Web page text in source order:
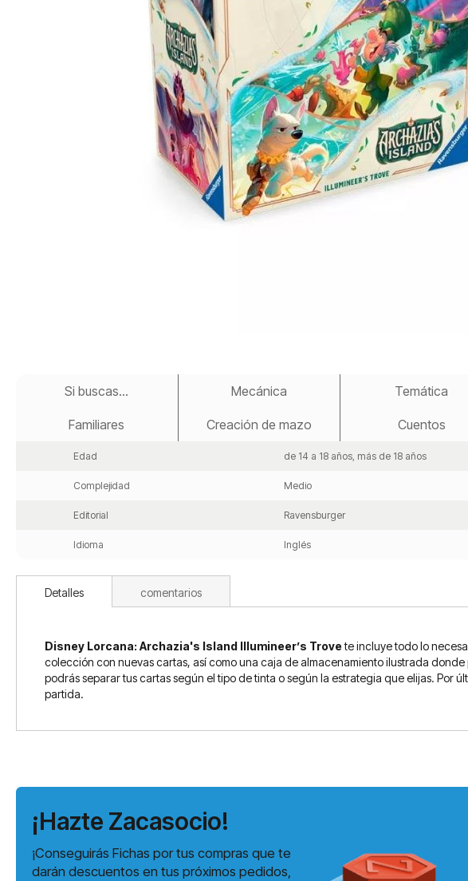
Si buscas...
Familiares
Mecánica
Creación de mazo
Temática
Cuentos
Edad de 14 a 18 años, más de 18 años
Complejidad Medio
Editorial Ravensburger
Idioma Inglés
Detalles
Disney Lorcana: Archazia's Island Illumineer’s Trovete incluye todo lo
colección con nuevas cartas, así como una caja de almacenamiento ilustrada
podrás separar tus cartas según el tipo de tinta o según la estrategia que elijas.
partida.
comentarios
¡Hazte Zacasocio!
¡Conseguirás Fichas por tus compras que te
darán descuentos en tus próximos pedidos,